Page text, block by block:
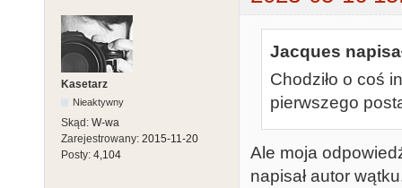
Kasetarz
Nieaktywny
Skąd: W-wa
Zarejestrowany: 2015-11-20
Posty: 4,104
Jacques
Chodziło o coś
pierwszego
Ale moja
napisał autor